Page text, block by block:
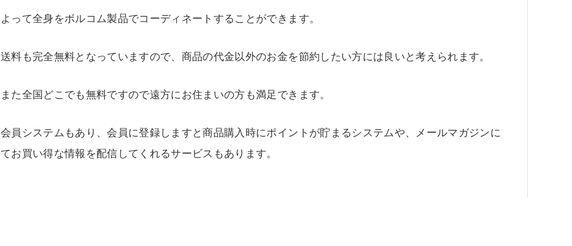
よって全身をボルコム製品でコーディネートすることができます。
送料も完全無料となっていますので、商品の代金以外のお金を節約したい方には良いと考えられます。
また全国どこでも無料ですので遠方にお住まいの方も満足できます。
会員システムもあり、会員に登録しますと商品購入時にポイントが貯まるシステムや、メールマガジンに
てお買い得な情報を配信してくれるサービスもあります。